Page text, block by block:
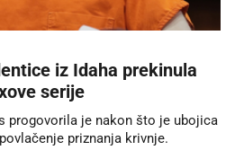
iz Idaha prekinula
serije
progovorila je nakon što je ubojica
priznanja krivnje.